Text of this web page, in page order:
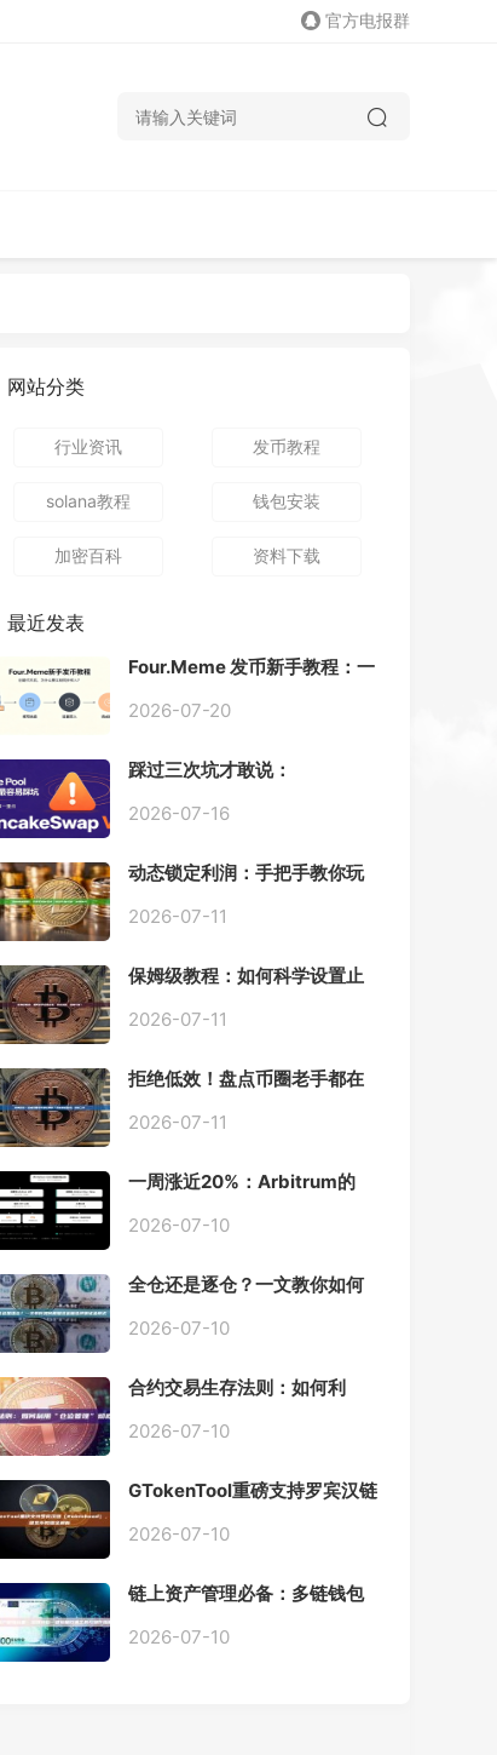
官方电报群
网站分类
行业资讯 发币教程
solana教程 钱包安装
加密百科 资料下载
最近发表
Four.Meme 发币新手教程：一
动踩坑
2026-07-20
踩过三次坑才敢说：
Pool 最容易翻车的不是手续
2026-07-16
动态锁定利润：手把手教你玩
2026-07-11
保姆级教程：如何科学设置止
2026-07-11
拒绝低效！盘点币圈老手都在
具
2026-07-11
一周涨近20%：Arbitrum的
Chain一夜盘活
2026-07-10
全仓还是逐仓？一文教你如何
2026-07-10
合约交易生存法则：如何利
2026-07-10
GTokenTool重磅支持罗宾汉链
程全解析
2026-07-10
链上资产管理必备：多链钱包
2026-07-10